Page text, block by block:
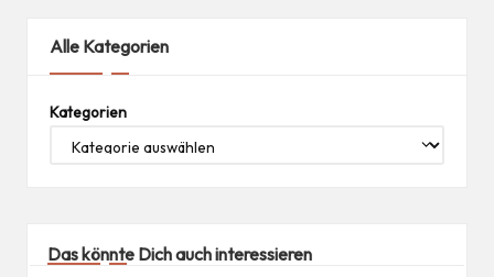
Alle Kategorien
Kategorien
Das könnte Dich auch interessieren